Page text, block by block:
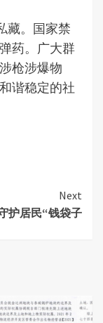
藏。国家禁
药。广大群
枪涉爆物
谐稳定的社
Next
护居民“钱袋子